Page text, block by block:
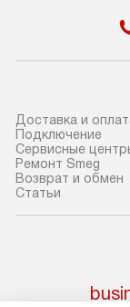
доставки у
В день,
упакованный
Если вам
покупку до
или места
с менеджером.
взиматься
Обратите
Доставка и
Подключение
Сервисные
Ремонт Smeg
Возврат и обмен
Статьи